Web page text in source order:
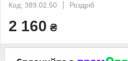
Код: 389.02.50
Роздріб
2 160 ₴